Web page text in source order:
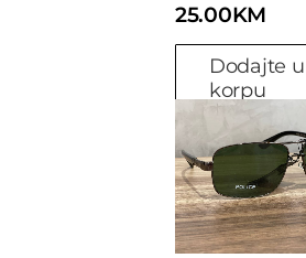
25.00KM
Dodajte u
korpu